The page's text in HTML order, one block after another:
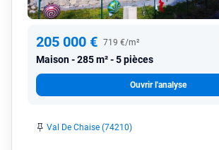
205 000 € 719 €/m²
Maison 285 m² - 5 pièces
Ouvrir l'analyse
Val De Chaise (74210)